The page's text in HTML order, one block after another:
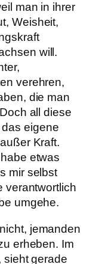
man in ihrer
Weisheit,
will.
verehren,
die man
all diese
eigene
Kraft.
etwas
mir selbst
verantwortlich
umgehe.
jemanden
erheben. Im
sieht gerade